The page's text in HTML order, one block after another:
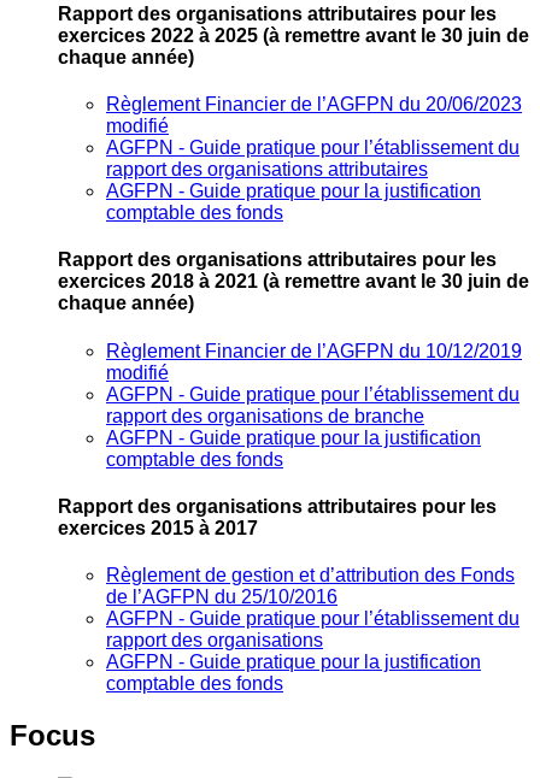
Rapport des organisations attributaires pour les
exercices 2022 à 2025 (à remettre avant le 30 juin de
chaque année)
Règlement Financier de l’AGFPN du 20/06/2023
modifié
AGFPN ‐ Guide pratique pour l’établissement du
rapport des organisations attributaires
AGFPN ‐ Guide pratique pour la justification
comptable des fonds
Rapport des organisations attributaires pour les
exercices 2018 à 2021 (à remettre avant le 30 juin de
chaque année)
Règlement Financier de l’AGFPN du 10/12/2019
modifié
AGFPN ‐ Guide pratique pour l’établissement du
rapport des organisations de branche
AGFPN ‐ Guide pratique pour la justification
comptable des fonds
Rapport des organisations attributaires pour les
exercices 2015 à 2017
Règlement de gestion et d’attribution des Fonds
de l’AGFPN du 25/10/2016
AGFPN ‐ Guide pratique pour l’établissement du
rapport des organisations
AGFPN ‐ Guide pratique pour la justification
comptable des fonds
Focus